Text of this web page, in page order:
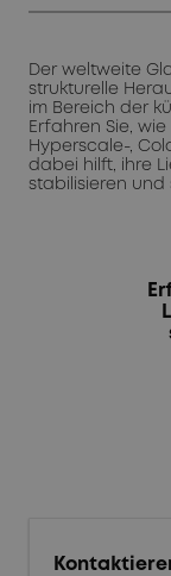
Der weltweite
strukturelle
im Bereich der
Erfahren Sie, wie
Hyperscale-,
dabei hilft, ihre
stabilisieren und